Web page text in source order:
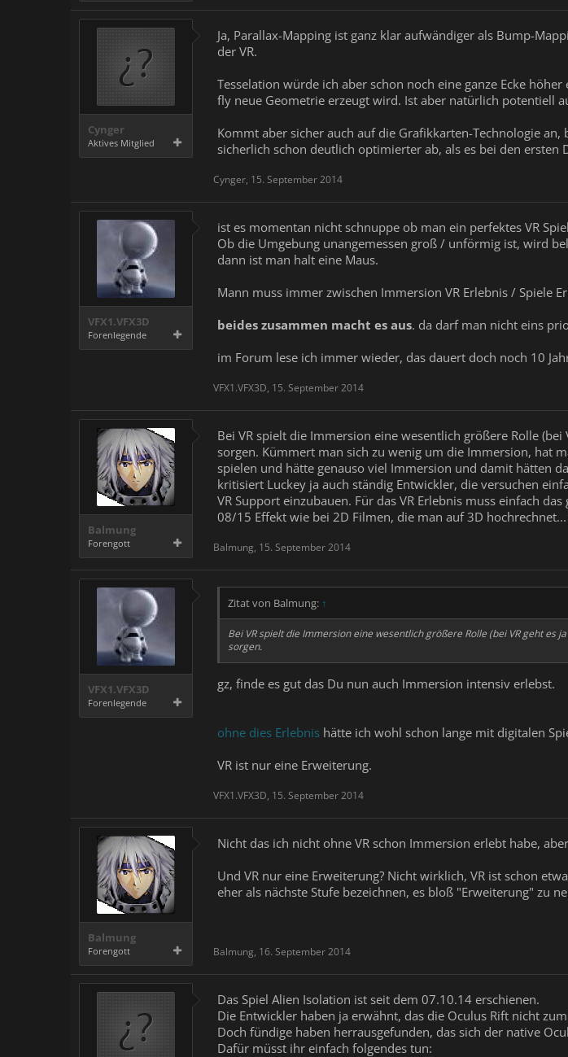
Cynger
Aktives Mitglied
Ja, Parallax-Mapping ist ganz klar aufwändiger als Bump-
der VR.
Tesselation würde ich aber schon noch eine ganze Ecke
fly neue Geometrie erzeugt wird. Ist aber natürlich potentiell
Kommt aber sicher auch auf die Grafikkarten-Technologie
sicherlich schon deutlich optimierter ab, als es bei den ersten
Cynger, 15. September 2014
VFX1.VFX3D
Forenlegende
ist es momentan nicht schnuppe ob man ein perfektes VR
Ob die Umgebung unangemessen groß / unförmig ist, wird
dann ist man halt eine Maus.
Mann muss immer zwischen Immersion VR Erlebnis / Spiele
beides zusammen macht es aus. da darf man nicht eins
im Forum lese ich immer wieder, das dauert doch noch 10
VFX1.VFX3D, 15. September 2014
Balmung
Forengott
Bei VR spielt die Immersion eine wesentlich größere Rolle
sorgen. Kümmert man sich zu wenig um die Immersion, hat
spielen und hätte genauso viel Immersion und damit hätten
kritisiert Luckey ja auch ständig Entwickler, die versuchen
VR Support einzubauen. Für das VR Erlebnis muss einfach
08/15 Effekt wie bei 2D Filmen, die man auf 3D
Balmung, 15. September 2014
VFX1.VFX3D
Forenlegende
Zitat von Balmung: ↑
Bei VR spielt die Immersion eine wesentlich größere Rolle (bei VR geht
sorgen.
gz, finde es gut das Du nun auch Immersion intensiv erlebst.
ohne dies Erlebnis hätte ich wohl schon lange mit digitalen
VR ist nur eine Erweiterung.
VFX1.VFX3D, 15. September 2014
Balmung
Forengott
Nicht das ich nicht ohne VR schon Immersion erlebt habe,
Und VR nur eine Erweiterung? Nicht wirklich, VR ist schon
eher als nächste Stufe bezeichnen, es bloß "Erweiterung" zu
Balmung, 16. September 2014
Das Spiel Alien Isolation ist seit dem 07.10.14 erschienen.
Die Entwickler haben ja erwähnt, das die Oculus Rift nicht
Doch fündige haben herrausgefunden, das sich der native
Dafür müsst ihr einfach folgendes tun: